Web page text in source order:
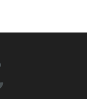
daripada Sistem